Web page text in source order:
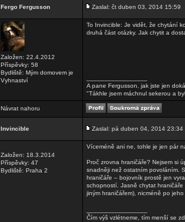
Fergo Fergusson Zaslal: čt duben 03, 2014 15:59
Založen: 22.4.2012
Příspěvky: 58
Bydliště: Mým domovem je
Vyhnaství
To Invincible: Je vidět, že chytání
druhá část otázky. Jak chytit a
A pane Fergusson, jak jste jen
"Tákhle jsem máchnul sekerou a
Návrat nahoru
Invincible Zaslal: pá duben 04, 2014 23:34
Založen: 18.3.2014
Příspěvky: 47
Bydliště: Praha 2
Víceméně ani ne, tohle je jen pár
Proč zrovna hraničáře? Nejsem si
snadněji než ostatním povoláním.
hraničáře – bojovník prostě jen
schopností. Jasně chytat
jiným hraničářem), nicméně po
Čím výš vzlétneme, tím menší se